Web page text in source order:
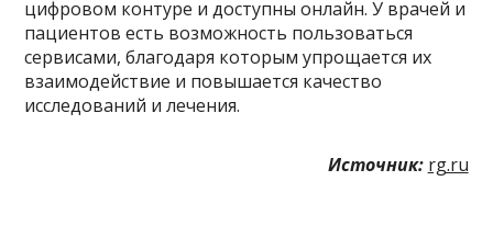
цифровом контуре и доступны онлайн. У врачей и
пациентов есть возможность пользоваться
сервисами, благодаря которым упрощается их
взаимодействие и повышается качество
исследований и лечения.
Источник: rg.ru